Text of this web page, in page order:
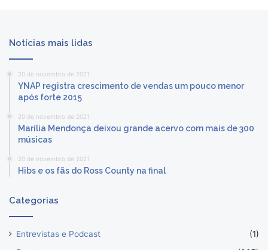
Notícias mais lidas
20 de novembro de 2021
YNAP registra crescimento de vendas um pouco menor
após forte 2015
20 de novembro de 2021
Marília Mendonça deixou grande acervo com mais de 300
músicas
20 de novembro de 2021
Hibs e os fãs do Ross County na final
Categorias
Entrevistas e Podcast
(1)